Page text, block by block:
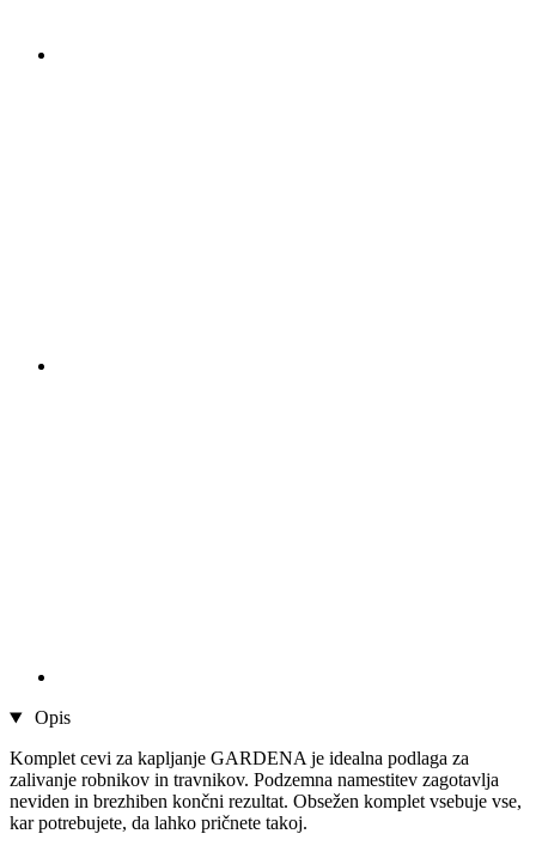
Opis
Komplet cevi za kapljanje GARDENA je idealna podlaga za
zalivanje robnikov in travnikov. Podzemna namestitev zagotavlja
neviden in brezhiben končni rezultat. Obsežen komplet vsebuje vse,
kar potrebujete, da lahko pričnete takoj.